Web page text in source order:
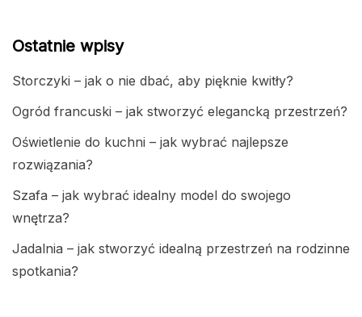
Ostatnie wpisy
Storczyki – jak o nie dbać, aby pięknie kwitły?
Ogród francuski – jak stworzyć elegancką przestrzeń?
Oświetlenie do kuchni – jak wybrać najlepsze
rozwiązania?
Szafa – jak wybrać idealny model do swojego
wnętrza?
Jadalnia – jak stworzyć idealną przestrzeń na rodzinne
spotkania?